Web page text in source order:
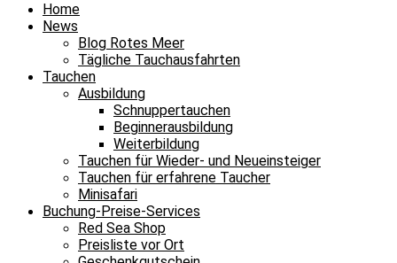
Home
News
Blog Rotes Meer
Tägliche Tauchausfahrten
Tauchen
Ausbildung
Schnuppertauchen
Beginnerausbildung
Weiterbildung
Tauchen für Wieder- und Neueinsteiger
Tauchen für erfahrene Taucher
Minisafari
Buchung-Preise-Services
Red Sea Shop
Preisliste vor Ort